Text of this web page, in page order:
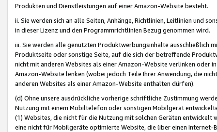
Produkten und Dienstleistungen auf einer Amazon-Website besteht.
ii. Sie werden sich an alle Seiten, Anhänge, Richtlinien, Leitlinien und
in dieser Lizenz und den Programmrichtlinien Bezug genommen wird.
iii. Sie werden alle genutzten Produktwerbungsinhalte ausschließlich
Produktseite oder sonstige Seite, auf die sich der betreffende
nicht mit anderen Websites als einer Amazon-Website verlinken oder
Amazon-Website lenken (wobei jedoch Teile Ihrer Anwendung, die
anderen Websites als einer Amazon-Website enthalten dürfen).
(d) Ohne unsere ausdrückliche vorherige schriftliche Zustimmung
Nutzung mit einem Mobiltelefon oder sonstigen Mobilgerät
(1) Websites, die nicht für die Nutzung mit solchen Geräten
eine nicht für Mobilgeräte optimierte Website, die über einen